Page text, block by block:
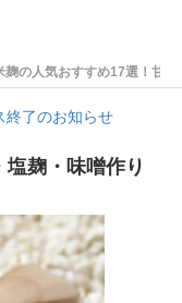
麹の人気おすすめ17選！甘
終了のお知らせ
麹・味噌作り